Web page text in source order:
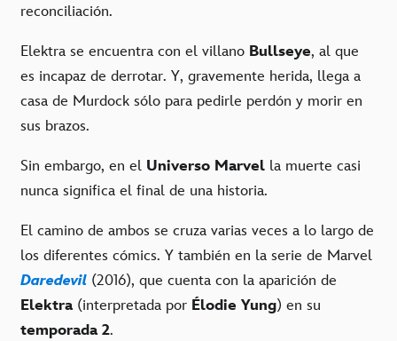
reconciliación.
Elektra se encuentra con el villano Bullseye, al que
es incapaz de derrotar. Y, gravemente herida, llega a
casa de Murdock sólo para pedirle perdón y morir en
sus brazos.
Sin embargo, en el Universo Marvel la muerte casi
nunca significa el final de una historia.
El camino de ambos se cruza varias veces a lo largo de
los diferentes cómics. Y también en la serie de Marvel
Daredevil (2016), que cuenta con la aparición de
Elektra(interpretada por Élodie Yung) en su
temporada 2.